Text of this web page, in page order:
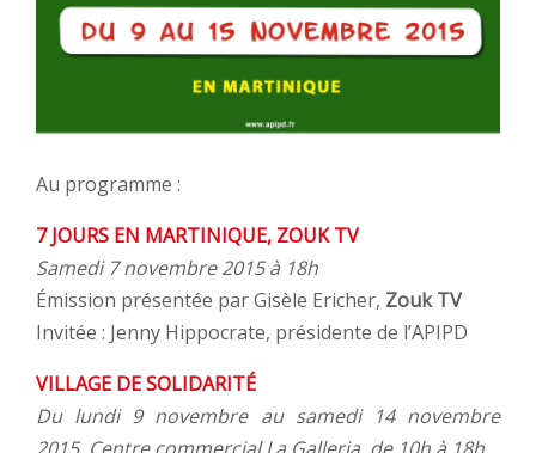
Au programme :
7 JOURS EN MARTINIQUE, ZOUK TV
Samedi 7 novembre 2015 à 18h
Émission présentée par Gisèle Ericher, Zouk TV
Invitée : Jenny Hippocrate, présidente de l’APIPD
VILLAGE DE SOLIDARITÉ
Du lundi 9 novembre au samedi 14 novembre